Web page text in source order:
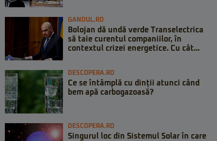
GANDUL.RO
Bolojan dă undă verde Transelectrica
să taie curentul companiilor, în
contextul crizei energetice. Cu cât...
DESCOPERA.RO
Ce se întâmplă cu dinții atunci când
bem apă carbogazoasă?
DESCOPERA.RO
Singurul loc din Sistemul Solar în care